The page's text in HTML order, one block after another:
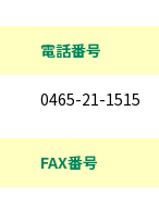
電話番号
0465-21-1515
FAX番号